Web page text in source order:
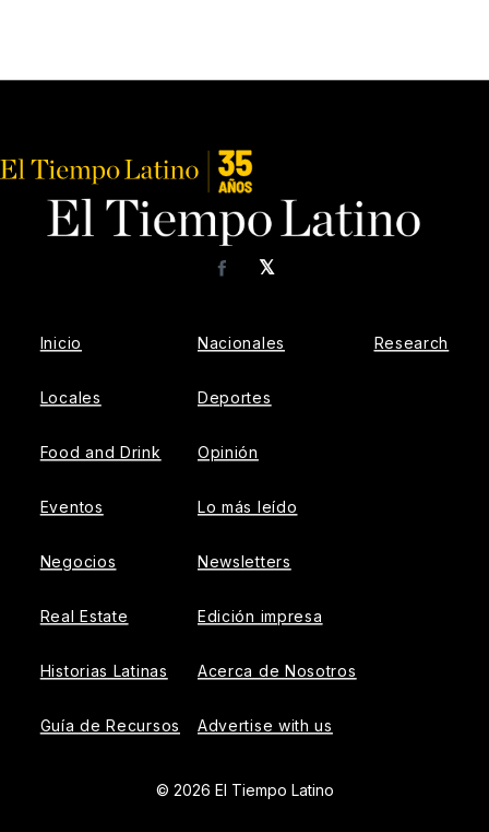
𝕏
Facebook
Inicio
Locales
Food and Drink
Eventos
Negocios
Real Estate
Historias Latinas
Guía de Recursos
Nacionales
Deportes
Opinión
Lo más leído
Newsletters
Edición impresa
Acerca de Nosotros
Advertise with us
Research
© 2026 El Tiempo Latino